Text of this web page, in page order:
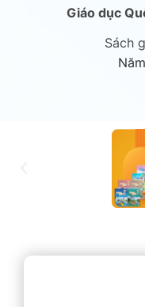
Giáo dục
Sách